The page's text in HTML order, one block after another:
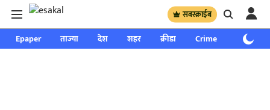
सबस्क्राईब
Epaper ताज्या देश शहर क्रीडा Crime साप्ताहिक